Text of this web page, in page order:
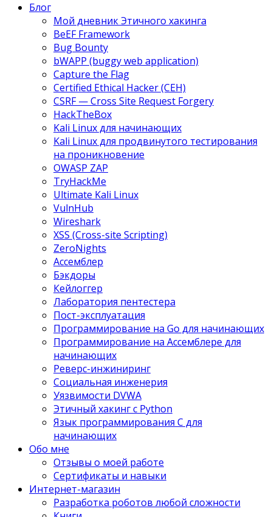
Блог
Мой дневник Этичного хакинга
BeEF Framework
Bug Bounty
bWAPP (buggy web application)
Capture the Flag
Certified Ethical Hacker (CEH)
CSRF — Cross Site Request Forgery
HackTheBox
Kali Linux для начинающих
Kali Linux для продвинутого тестирования
на проникновение
OWASP ZAP
TryHackMe
Ultimate Kali Linux
VulnHub
Wireshark
XSS (Cross-site Scripting)
ZeroNights
Ассемблер
Бэкдоры
Кейлоггер
Лаборатория пентестера
Пост-эксплуатация
Программирование на Go для начинающих
Программирование на Ассемблере для
начинающих
Реверс-инжиниринг
Социальная инженерия
Уязвимости DVWA
Этичный хакинг с Python
Язык программирования С для
начинающих
Обо мне
Отзывы о моей работе
Сертификаты и навыки
Интернет-магазин
Разработка роботов любой сложности